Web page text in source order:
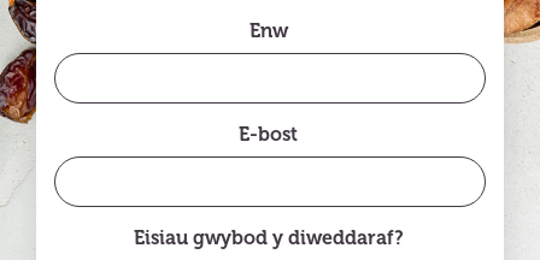
Enw
E-bost
Eisiau gwybod y diweddaraf?